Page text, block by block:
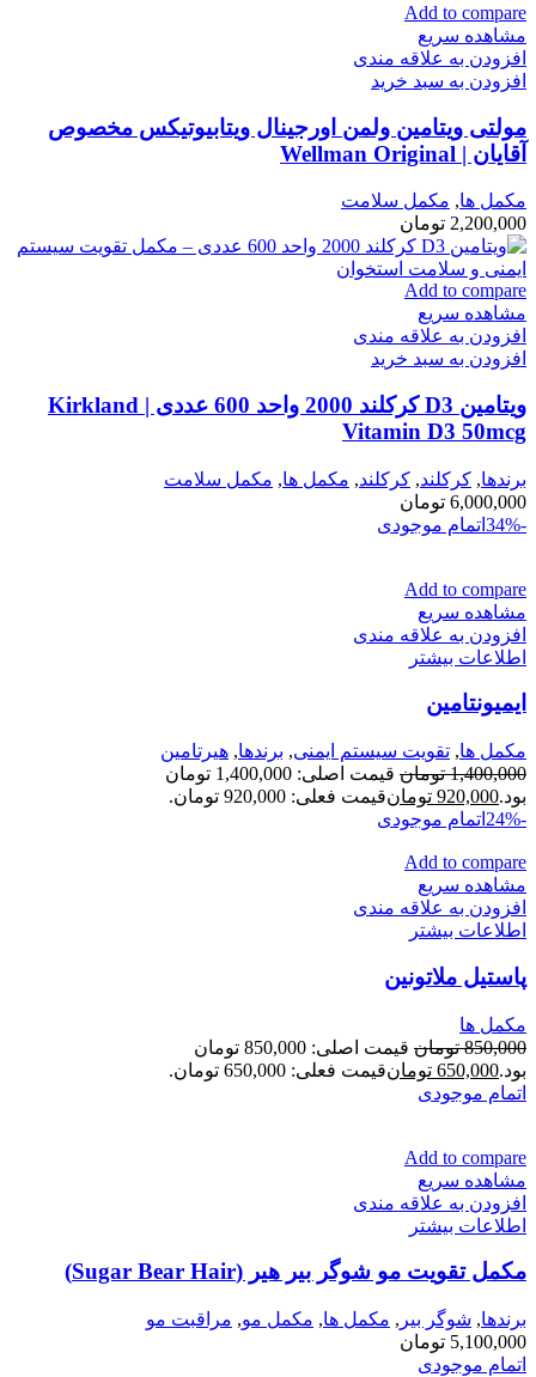
Add to compare
مشاهده سریع
افزودن به علاقه مندی
افزودن به سبد خرید
مولتی ویتامین ولمن اورجینال ویتابیوتیکس مخصوص
آقایان | Wellman Original
مكمل ها, مکمل سلامت
2,200,000 تومان
Add to compare
مشاهده سریع
افزودن به علاقه مندی
افزودن به سبد خرید
ویتامین D3 کرکلند 2000 واحد 600 عددی | Kirkland
Vitamin D3 50mcg
برندها, کرکلند, کرکلند, مكمل ها, مکمل سلامت
6,000,000 تومان
-34%
اتمام موجودی
Add to compare
مشاهده سریع
افزودن به علاقه مندی
اطلاعات بیشتر
ایمیونتامین
مكمل ها, تقویت سیستم ایمنی, برندها, هیرتامین
1,400,000 تومان
قیمت اصلی: 1,400,000 تومان
بود.920,000 تومانقیمت فعلی: 920,000 تومان.
-24%
اتمام موجودی
Add to compare
مشاهده سریع
افزودن به علاقه مندی
اطلاعات بیشتر
پاستيل ملاتونين
مكمل ها
850,000 تومان
قیمت اصلی: 850,000 تومان
بود.650,000 تومانقیمت فعلی: 650,000 تومان.
اتمام موجودی
Add to compare
مشاهده سریع
افزودن به علاقه مندی
اطلاعات بیشتر
مکمل تقویت مو شوگر بیر هیر (Sugar Bear Hair)
برندها, شوگر بير , مكمل ها, مکمل مو, مراقبت مو
5,100,000 تومان
اتمام موجودی